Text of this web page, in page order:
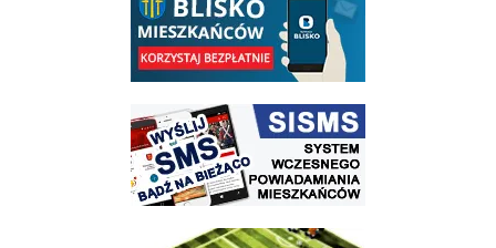
link do strony systemu wczesnego ostrzegania mieszkańców SISMS
link do opisu projektu Wielickie Orliki